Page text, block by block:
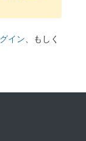
イン、もしく